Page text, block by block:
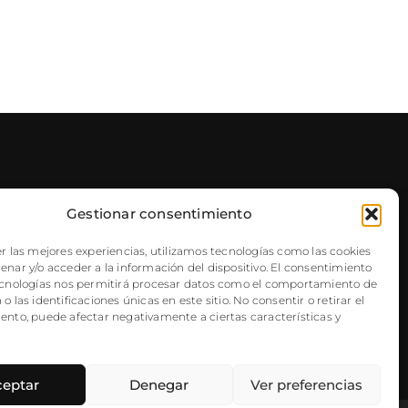
Gestionar consentimiento
las mejores experiencias, utilizamos tecnologías como las cookies
y/o acceder a la información del dispositivo. El consentimiento
nos permitirá procesar datos como el comportamiento de
o las identificaciones únicas en este sitio. No consentir o retirar el
puede afectar negativamente a ciertas características y
Denegar Ver preferencias
NEWSLETTER